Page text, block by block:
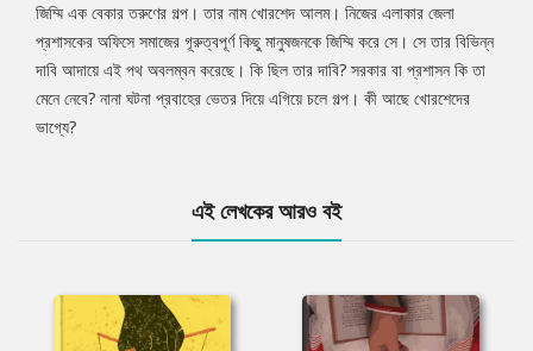
Tab
Article
জিম্মি এক বেকার তরুণের গল্প। তার নাম খোরশেদ আলম। নিজের এলাকার জেলা
প্রশাসকের অফিসে সমাজের গূরুত্বপূর্ণ কিছু মানুষজনকে জিম্মি করে সে। সে তার বিভিন্ন
দাবি আদায়ে এই পথ অবলম্বন করেছে। কি ছিল তার দাবি? সরকার বা প্রশাসন কি তা
মেনে নেবে? নানা ঘটনা প্রবাহের ভেতর দিয়ে এগিয়ে চলে গল্প। কী আছে খোরশেদের
ভাগ্যে?
এই লেখকের আরও বই